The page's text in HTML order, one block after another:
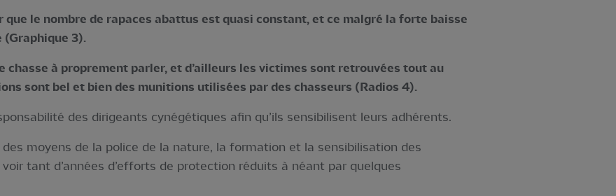
que le nombre de rapaces abattus est quasi constant, et ce malgré la forte baisse
(Graphique 3).
chasse à proprement parler, et d’ailleurs les victimes sont retrouvées tout au
sont bel et bien des munitions utilisées par des chasseurs (Radios 4).
des dirigeants cynégétiques afin qu’ils sensibilisent leurs adhérents.
moyens de la police de la nature, la formation et la sensibilisation des
voir tant d’années d’efforts de protection réduits à néant par quelques